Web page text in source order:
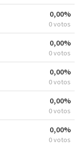
0,00%
0 votos
0,00%
0 votos
0,00%
0 votos
0,00%
0 votos
0,00%
0 votos